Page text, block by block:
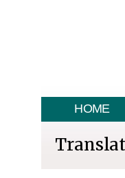
HOME